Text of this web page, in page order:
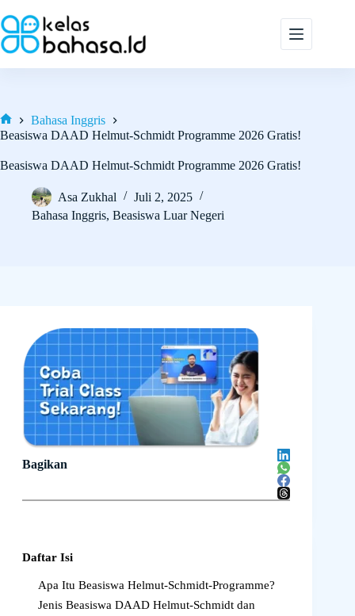
to
content
Home
Bahasa Inggris
Beasiswa DAAD Helmut-Schmidt Programme 2026 Gratis!
Beasiswa DAAD Helmut-Schmidt Programme 2026 Gratis!
Asa Zukhal
Juli 2, 2025
Bahasa Inggris, Beasiswa Luar Negeri
Bagikan
Daftar Isi
Apa Itu Beasiswa Helmut-Schmidt-Programme?
Jenis Beasiswa DAAD Helmut-Schmidt dan